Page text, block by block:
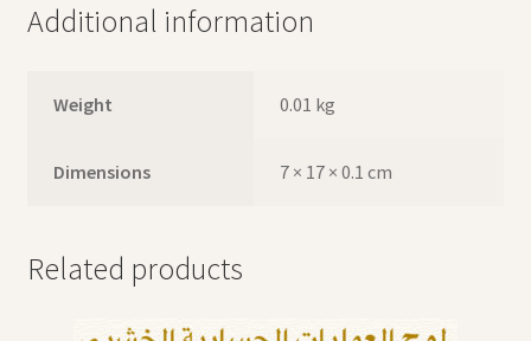
Additional information
Weight 0.01 kg
Dimensions 7 × 17 × 0.1 cm
Related products